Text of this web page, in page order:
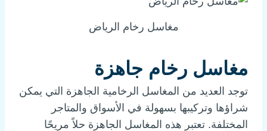
مغاسل رخام الرياض
مغاسل رخام جاهزة
توجد العديد من المغاسل الرخامية الجاهزة التي يمكن
شراؤها وتركيبها بسهولة في الأسواق والمتاجر
المختلفة. تعتبر هذه المغاسل الجاهزة حلاً مريحًا